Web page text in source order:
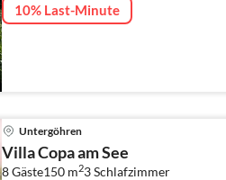
10% Last-Minute
Untergöhren
Villa Copa am See
8 Gäste150 m23Schlafzimmer